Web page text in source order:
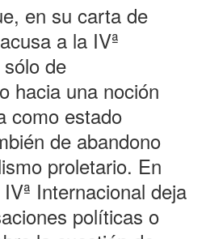
en su carta de
a la IVª
de
hacia una noción
como estado
de abandono
proletario. En
Internacional deja
políticas o